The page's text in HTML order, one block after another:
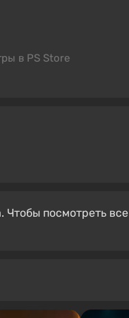
в PS Store
посмотреть все